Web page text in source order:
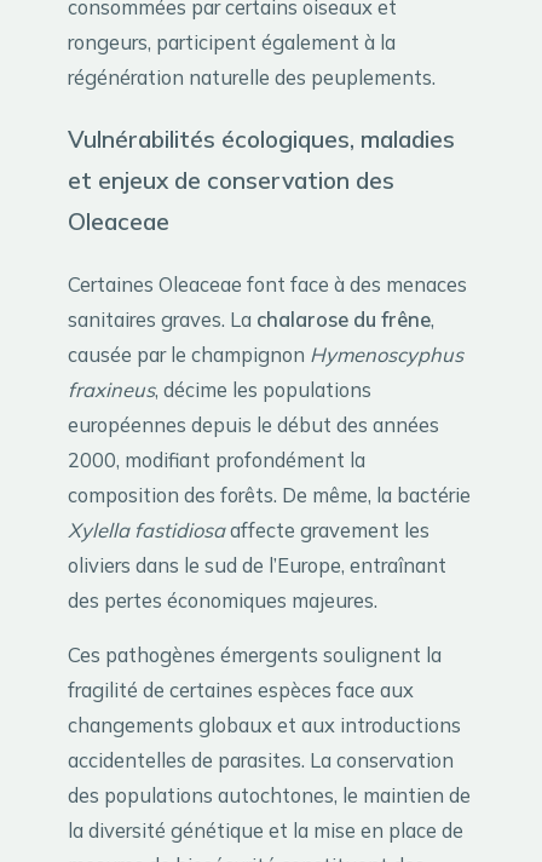
consommées par certains oiseaux et
rongeurs, participent également à la
régénération naturelle des peuplements.
Vulnérabilités écologiques, maladies
et enjeux de conservation des
Oleaceae
Certaines Oleaceae font face à des menaces
sanitaires graves. La chalarose du frêne,
causée par le champignon Hymenoscyphus
fraxineus, décime les populations
européennes depuis le début des années
2000, modifiant profondément la
composition des forêts. De même, la bactérie
Xylella fastidiosaaffecte gravement les
oliviers dans le sud de l’Europe, entraînant
des pertes économiques majeures.
Ces pathogènes émergents soulignent la
fragilité de certaines espèces face aux
changements globaux et aux introductions
accidentelles de parasites. La conservation
des populations autochtones, le maintien de
la diversité génétique et la mise en place de